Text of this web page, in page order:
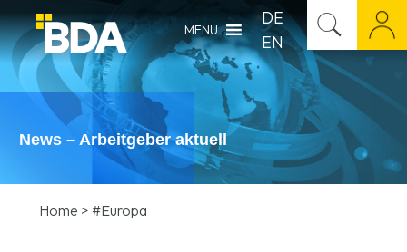
MENU
DE
EN
News – Arbeitgeber aktuell
Home > #Europa